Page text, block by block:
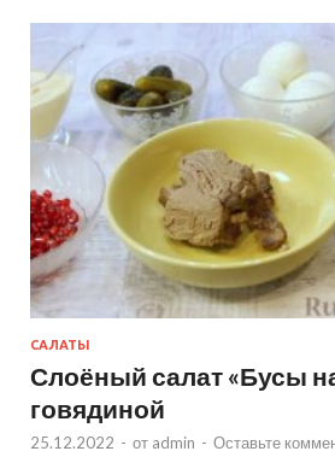
САЛАТЫ
Слоёный салат «Бусы
говядиной
25.12.2022 - от admin - Оставьте